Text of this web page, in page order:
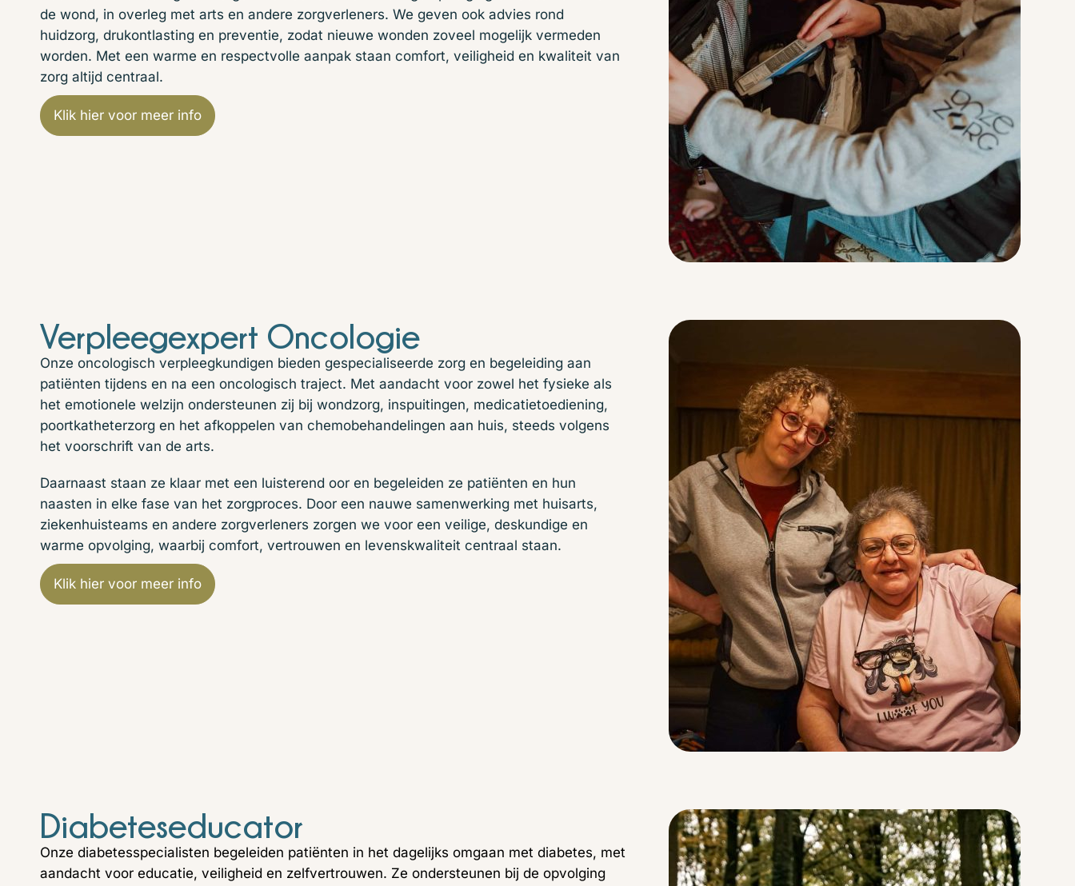
de wond, in overleg met arts en andere zorgverleners. We geven ook advies rond
huidzorg, drukontlasting en preventie, zodat nieuwe wonden zoveel mogelijk vermeden
worden. Met een warme en respectvolle aanpak staan comfort, veiligheid en kwaliteit van
zorg altijd centraal.
Klik hier voor meer info
Verpleegexpert Oncologie
Onze oncologisch verpleegkundigen bieden gespecialiseerde zorg en begeleiding aan
patiënten tijdens en na een oncologisch traject. Met aandacht voor zowel het fysieke als
het emotionele welzijn ondersteunen zij bij wondzorg, inspuitingen, medicatietoediening,
poortkatheterzorg en het afkoppelen van chemobehandelingen aan huis, steeds volgens
het voorschrift van de arts.
Daarnaast staan ze klaar met een luisterend oor en begeleiden ze patiënten en hun
naasten in elke fase van het zorgproces. Door een nauwe samenwerking met huisarts,
ziekenhuisteams en andere zorgverleners zorgen we voor een veilige, deskundige en
warme opvolging, waarbij comfort, vertrouwen en levenskwaliteit centraal staan.
Klik hier voor meer info
Diabeteseducator
Onze diabetesspecialisten begeleiden patiënten in het dagelijks omgaan met diabetes, met
aandacht voor educatie, veiligheid en zelfvertrouwen. Ze ondersteunen bij de opvolging